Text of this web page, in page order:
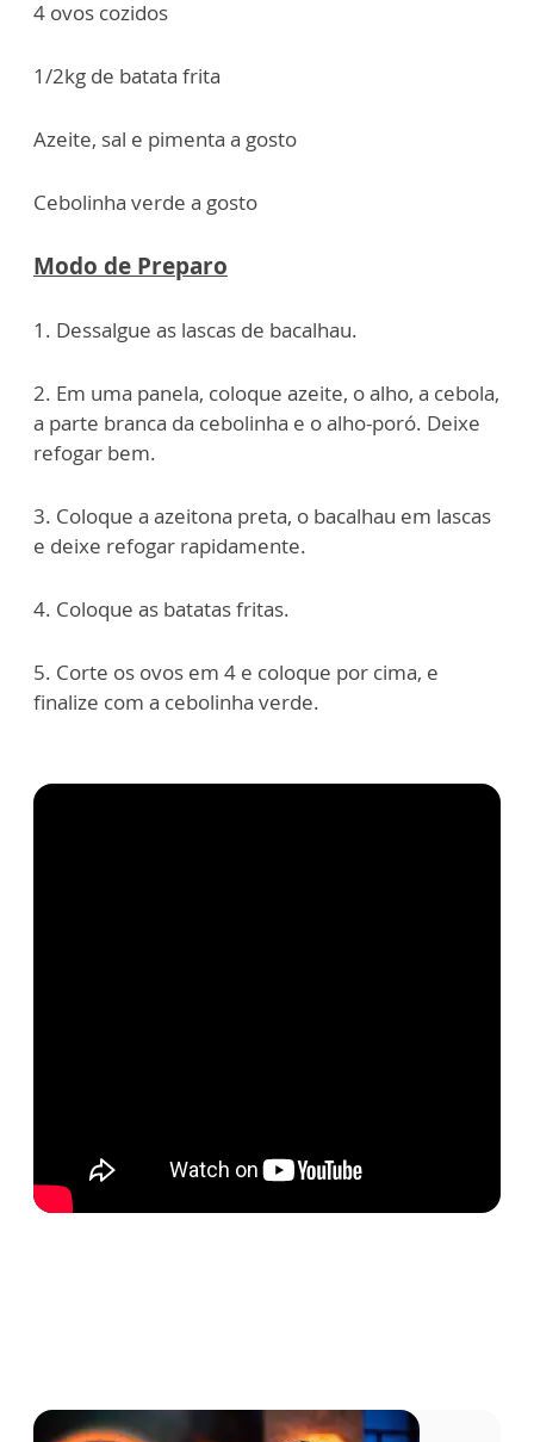
4 ovos cozidos
1/2kg de batata frita
Azeite, sal e pimenta a gosto
Cebolinha verde a gosto
Modo de Preparo
1. Dessalgue as lascas de bacalhau.
2. Em uma panela, coloque azeite, o alho, a cebola,
a parte branca da cebolinha e o alho-poró. Deixe
refogar bem.
3. Coloque a azeitona preta, o bacalhau em lascas
e deixe refogar rapidamente.
4. Coloque as batatas fritas.
5. Corte os ovos em 4 e coloque por cima, e
finalize com a cebolinha verde.